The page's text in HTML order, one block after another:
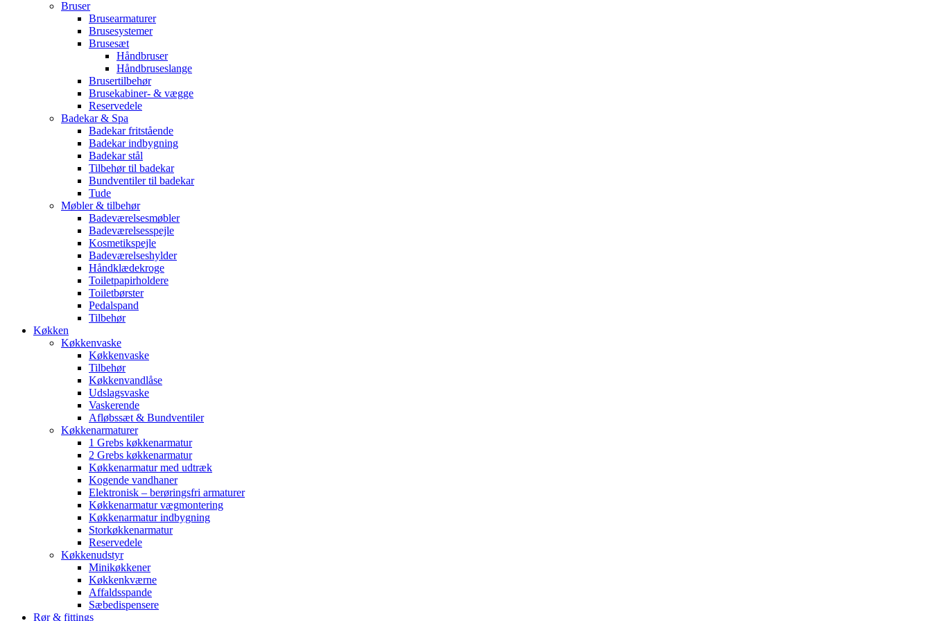
Bruser
Brusearmaturer
Brusesystemer
Brusesæt
Håndbruser
Håndbruseslange
Brusertilbehør
Brusekabiner- & vægge
Reservedele
Badekar & Spa
Badekar fritstående
Badekar indbygning
Badekar stål
Tilbehør til badekar
Bundventiler til badekar
Tude
Møbler & tilbehør
Badeværelsesmøbler
Badeværelsesspejle
Kosmetikspejle
Badeværelseshylder
Håndklædekroge
Toiletpapirholdere
Toiletbørster
Pedalspand
Tilbehør
Køkken
Køkkenvaske
Køkkenvaske
Tilbehør
Køkkenvandlåse
Udslagsvaske
Vaskerende
Afløbssæt & Bundventiler
Køkkenarmaturer
1 Grebs køkkenarmatur
2 Grebs køkkenarmatur
Køkkenarmatur med udtræk
Kogende vandhaner
Elektronisk – berøringsfri armaturer
Køkkenarmatur vægmontering
Køkkenarmatur indbygning
Storkøkkenarmatur
Reservedele
Køkkenudstyr
Minikøkkener
Køkkenkværne
Affaldsspande
Sæbedispensere
Rør & fittings